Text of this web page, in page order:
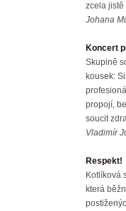
zcela jistě
Johana
Koncert
Skupině
kousek:
propojí,
soucit
Vladimír
Respekt!
Kotlíková
která